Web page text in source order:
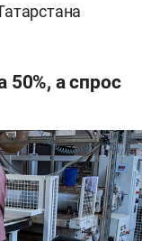
а спрос